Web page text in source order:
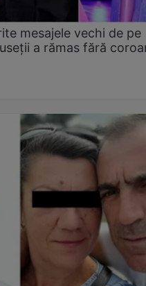
mesajele vechi de pe
a rămas fără